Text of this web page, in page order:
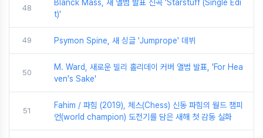
48
Blanck Mass, 새 앨범 발표 신곡 'Starstuff (Single Edi
t)'
49 Psymon Spine, 새 싱글 'Jumprope' 데뷔
50
M. Ward, 새로운 빌리 홀리데이 커버 앨범 발표, 'For Hea
ven's Sake'
51
Fahim / 파힘 (2019), 체스(Chess) 신동 파힘의 월드 챔피
언(world champion) 도전기를 담은 새해 첫 감동 실화